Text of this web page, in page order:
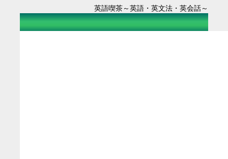
英語喫茶～英語・英文法・英会話～